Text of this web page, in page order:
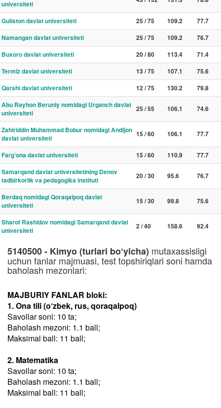
universiteti
Guliston davlat universiteti 25 / 75 109.2
77.7
Namangan davlat universiteti
25 / 75 109.2
76.7
Buxoro davlat universiteti
20 / 80 113.4
71.4
Termiz davlat universiteti
13 / 75 107.1
75.6
Qarshi davlat universiteti
12 / 75 130.2
79.8
Abu Rayhon Beruniy nomidagi Urganch davlat
universiteti
25 / 55 106.1 74.6
Zahiriddin Muhammad Bobur nomidagi Andijon
davlat universiteti
15 / 60 106.1 77.7
Farg‘ona davlat universiteti 15 / 60 110.9
77.7
Samarqand davlat universitetining Denov
tadbirkorlik va pedagogika instituti
20 / 30 95.6 76.7
Berdaq nomidagi Qoraqalpoq davlat
universiteti
15 / 30 99.8 75.6
Sharof Rashidov nomidagi Samarqand davlat
universiteti
2 / 40 158.6 92.4
5140500 - Kimyo (turlari bo‘yicha) mutaxassisligi
uchun fanlar majmuasi, test topshiriqlari soni hamda
baholash mezonlari:
MAJBURIY FANLAR bloki:
1. Ona tili (o‘zbek, rus, qoraqalpoq)
Savollar soni: 10 ta;
Baholash mezoni: 1.1 ball;
Maksimal ball: 11 ball;
2. Matematika
Savollar soni: 10 ta;
Baholash mezoni: 1.1 ball;
Maksimal ball: 11 ball;